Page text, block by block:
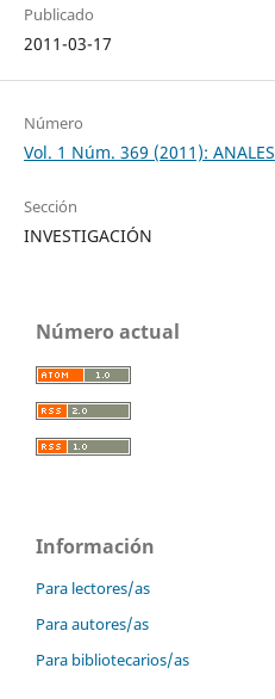
Publicado
2011-03-17
Número
Vol. 1 Núm. 369 (2011): ANALES
Sección
INVESTIGACIÓN
Número actual
Información
Para lectores/as
Para autores/as
Para bibliotecarios/as